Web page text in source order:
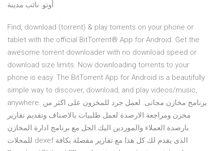
أوتو: نائب مدينة
Find, download (torrent) & play torrents on your phone or
tablet with the official BitTorrent® App for Android. Get the
awesome torrent downloader with no download speed or
download size limits. Now downloading torrents to your
phone is easy. The BitTorrent App for Android is a beautifully
simple way to discover, download, and play videos/music,
anywhere. برنامج مخازن مجانى. لعمل جرد للمخزون على اكثر من
مخزن ومراجعة الارصدة لعمل طلبيات بالاصناف وتقديم تقارير
بارصدة العملاء والموردين اليك الحل مع برنامج ادارة المخازن
للمحلات dexef الذى يقدم لك كل هذا مع تقارير مفصلة بكافة